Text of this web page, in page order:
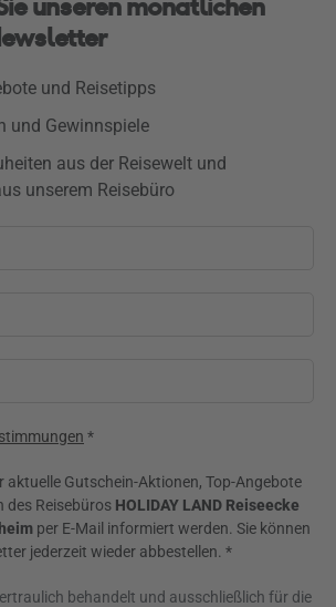
unseren monatlichen
und Reisetipps
und Gewinnspiele
aus der Reisewelt und
unserem Reisebüro
*
aktuelle Gutschein-Aktionen, Top-Angebote
des Reisebüros HOLIDAY LAND Reiseecke
per E-Mail informiert werden. Sie können
jederzeit wieder abbestellen. *
behandelt und ausschließlich für die